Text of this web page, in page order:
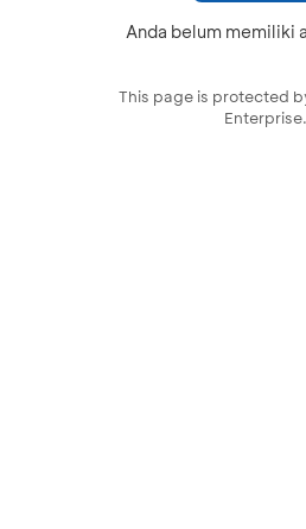
Anda belum memiliki
This page is protected
Enterprise.